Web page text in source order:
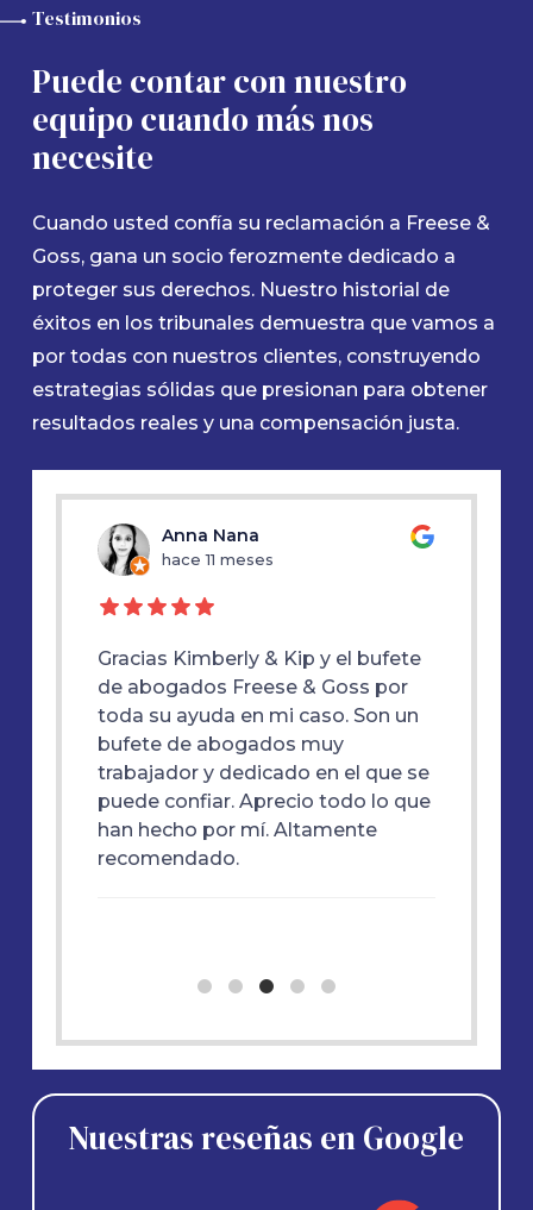
Testimonios
Puede contar con nuestro
equipo cuando más nos
necesite
Cuando usted confía su reclamación a Freese &
Goss, gana un socio ferozmente dedicado a
proteger sus derechos. Nuestro historial de
éxitos en los tribunales demuestra que vamos a
por todas con nuestros clientes, construyendo
estrategias sólidas que presionan para obtener
resultados reales y una compensación justa.
Anna Nana
hace 11 meses
Gracias Kimberly & Kip y el bufete
de abogados Freese & Goss por
toda su ayuda en mi caso. Son un
bufete de abogados muy
trabajador y dedicado en el que se
puede confiar. Aprecio todo lo que
han hecho por mí. Altamente
recomendado.
Nuestras reseñas en Google